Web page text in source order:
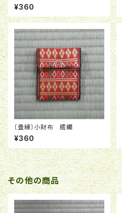
¥360
〔畳縁〕小財布 繧繝
¥360
その他の商品